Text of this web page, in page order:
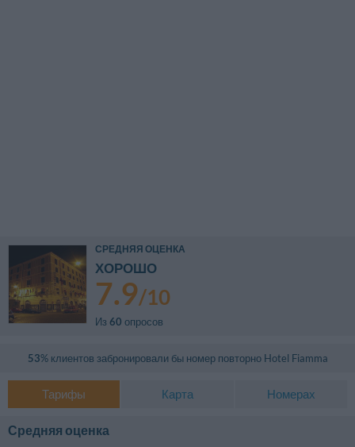
СРЕДНЯЯ ОЦЕНКА
ХОРОШО
7.9/10
Из 60 опросов
53% клиентов забронировали бы номер повторно Hotel Fiamma
Тарифы Карта Номерах
Средняя оценка